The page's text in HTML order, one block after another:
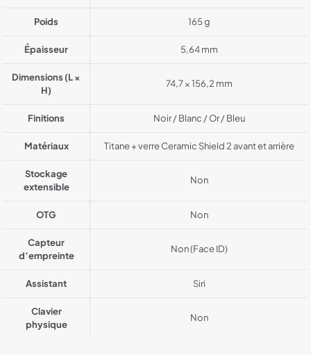
Poids 165 g
Épaisseur 5,64 mm
Dimensions (L ×
H)
74,7 × 156,2 mm
Finitions Noir / Blanc / Or / Bleu
Matériaux Titane + verre Ceramic Shield 2 avant et arrière
Stockage
extensible
Non
OTG Non
Capteur
d’empreinte
Non (Face ID)
Assistant Siri
Clavier
physique
Non